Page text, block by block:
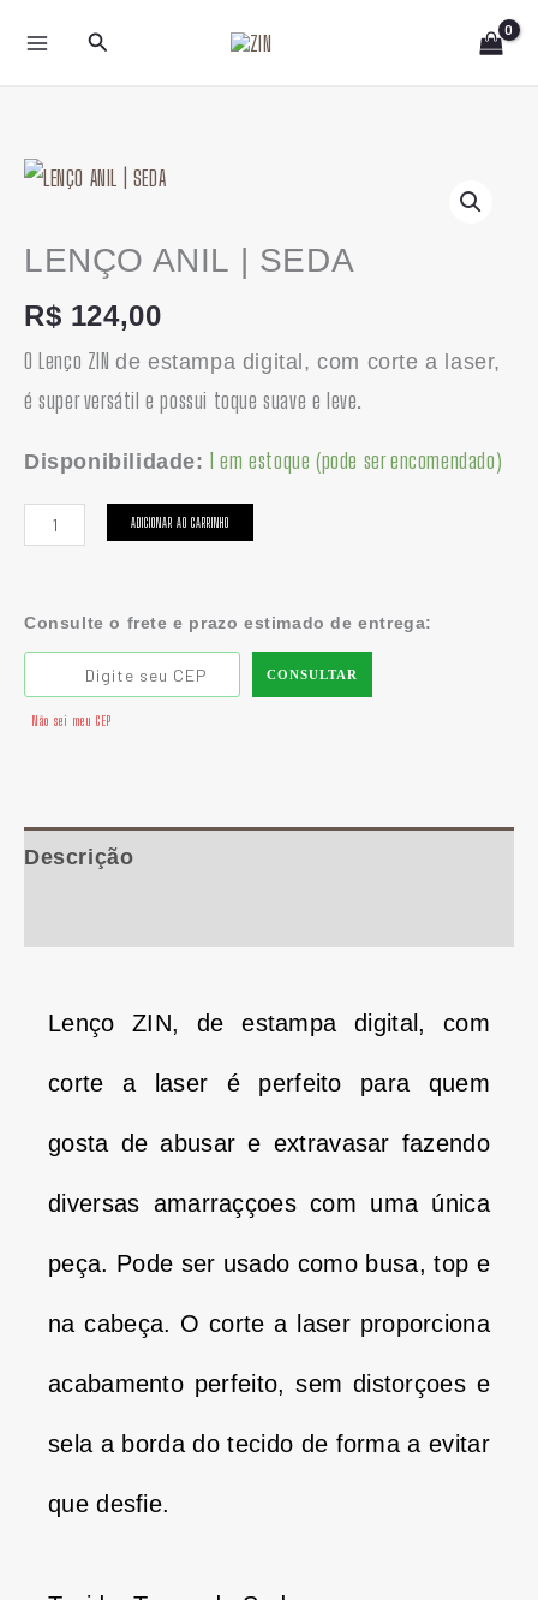
para
Pesquisar
LENÇO ANIL | SEDA
R$ 124,00
O Lenço ZINde estampa digital, com corte a laser,
é super versátil e possui toque suave e leve.
Disponibilidade: 1 em estoque (pode ser encomendado)
LENÇO
|
quantidade
ADICIONAR AO CARRINHO
Consulte o frete e prazo estimado de entrega:
CONSULTAR
Não sei meu CEP
Descrição
Lenço ZIN, de estampa digital, com
corte a laser é perfeito para quem
gosta de abusar e extravasar fazendo
diversas amarraççoes com uma única
peça. Pode ser usado como busa, top e
na cabeça. O corte a laser proporciona
acabamento perfeito, sem distorçoes e
sela a borda do tecido de forma a evitar
que desfie.